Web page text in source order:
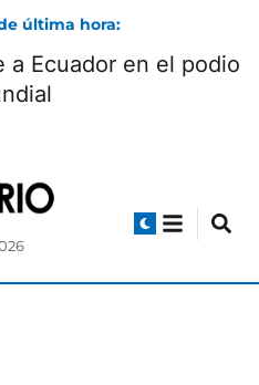
última hora:
a Ecuador en el podio